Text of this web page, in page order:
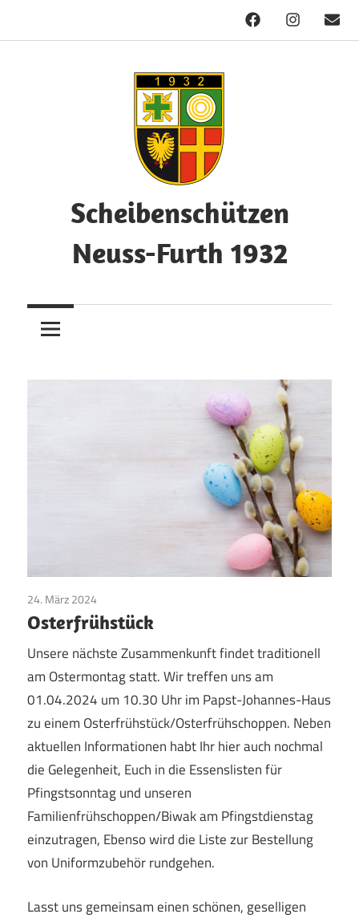
FacebookInstagram
Mail
Scheibenschützen
Neuss-Furth 1932
Willkommen!
24. März 2024
Osterfrühstück
Unsere nächste Zusammenkunft findet traditionell
am Ostermontag statt. Wir treffen uns am
01.04.2024 um 10.30 Uhr im Papst-Johannes-Haus
zu einem Osterfrühstück/Osterfrühschoppen. Neben
aktuellen Informationen habt Ihr hier auch nochmal
die Gelegenheit, Euch in die Essenslisten für
Pfingstsonntag und unseren
Familienfrühschoppen/Biwak am Pfingstdienstag
einzutragen, Ebenso wird die Liste zur Bestellung
von Uniformzubehör rundgehen.
Lasst uns gemeinsam einen schönen, geselligen